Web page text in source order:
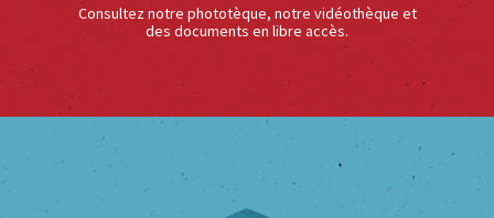
Consultez notre phototèque, notre vidéothèque et
des documents en libre accès.